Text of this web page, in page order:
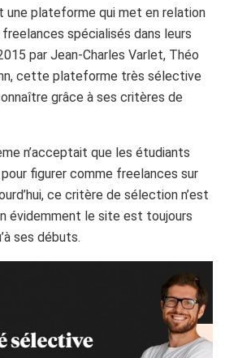
une plateforme qui met en relation
spécialisés dans leurs
par Jean-Charles Varlet, Théo
cette plateforme très sélective
grâce à ses critères de
n’acceptait que les étudiants
figurer comme freelances sur
ce critère de sélection n’est
évidemment le site est toujours
ses débuts.